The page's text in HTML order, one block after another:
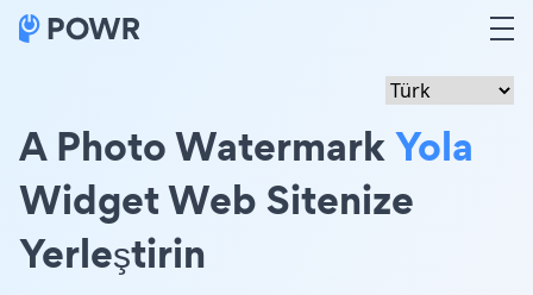
A Photo WatermarkYola
Widget Web Sitenize
Yerleştirin